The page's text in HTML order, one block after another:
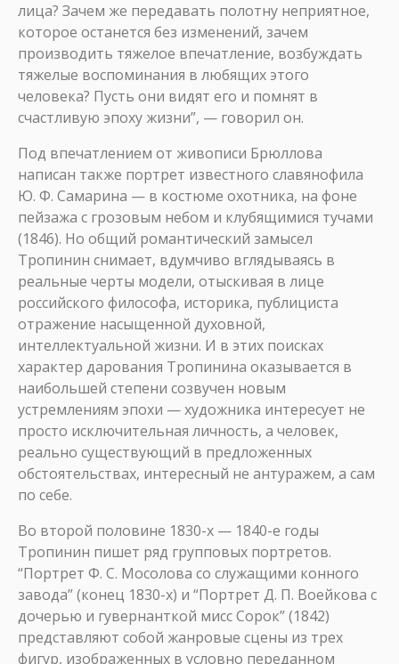
лица? Зачем же передавать полотну неприятное,
которое останется без изменений, зачем
производить тяжелое впечатление, возбуждать
тяжелые воспоминания в любящих этого
человека? Пусть они видят его и помнят в
счастливую эпоху жизни”, — говорил он.
Под впечатлением от живописи Брюллова
написан также портрет известного славянофила
Ю. Ф. Самарина — в костюме охотника, на фоне
пейзажа с грозовым небом и клубящимися тучами
(1846). Но общий романтический замысел
Тропинин снимает, вдумчиво вглядываясь в
реальные черты модели, отыскивая в лице
российского философа, историка, публициста
отражение насыщенной духовной,
интеллектуальной жизни. И в этих поисках
характер дарования Тропинина оказывается в
наибольшей степени созвучен новым
устремлениям эпохи — художника интересует не
просто исключительная личность, а человек,
реально существующий в предложенных
обстоятельствах, интересный не антуражем, а сам
по себе.
Во второй половине 1830-х — 1840-е годы
Тропинин пишет ряд групповых портретов.
“Портрет Ф. С. Мосолова со служащими конного
завода” (конец 1830-х) и “Портрет Д. П. Воейкова с
дочерью и гувернанткой мисс Сорок” (1842)
представляют собой жанровые сцены из трех
фигур, изображенных в условно переданном